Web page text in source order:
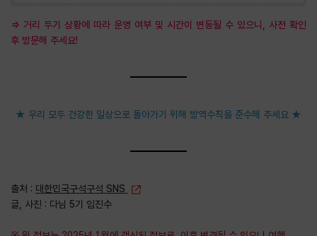
⇒ 거리 두기 상황에 따라 운영 여부 및 시간이 변동될 수 있으니, 사전 확인
후 방문해 주세요!
★ 우리 모두 건강한 일상으로 돌아가기 위해 방역수칙을 준수해 주세요 ★
출처 : 대한민국구석구석 SNS
글, 사진 : 다님 5기 임진수